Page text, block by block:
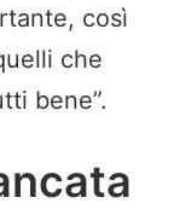
così
che
bene”.